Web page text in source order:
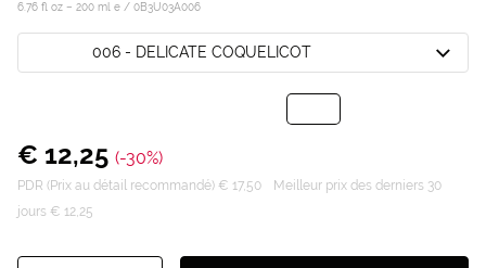
6.76 fl oz – 200 ml e / 0B3U03A006
006 - DELICATE COQUELICOT
€ 12,25 (-30%)
PDR (Prix au détail recommandé) € 17,50
Meilleur prix des derniers 30
jours € 12,25